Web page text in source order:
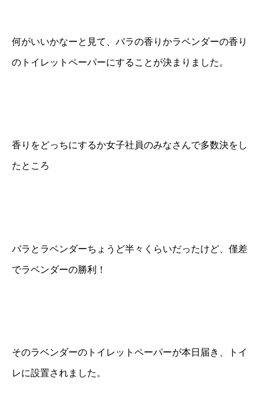
何がいいかなーと見て、バラの香りかラベンダーの香り
のトイレットペーパーにすることが決まりました。
香りをどっちにするか女子社員のみなさんで多数決をし
たところ
バラとラベンダーちょうど半々くらいだったけど、僅差
でラベンダーの勝利！
そのラベンダーのトイレットペーパーが本日届き、トイ
レに設置されました。